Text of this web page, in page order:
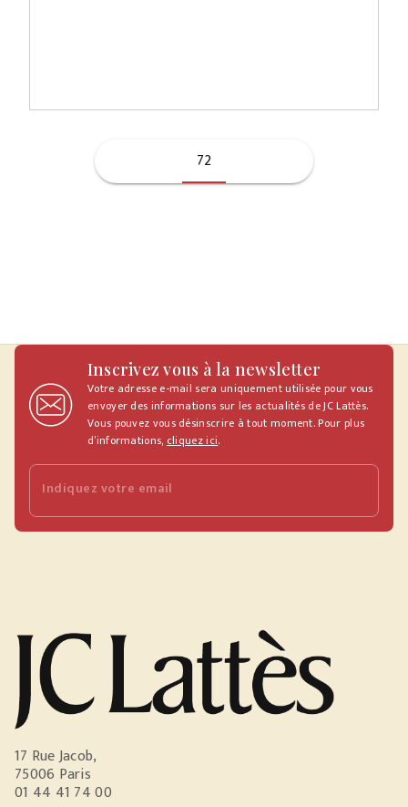
72
Inscrivez vous à la newsletter
Votre adresse e-mail sera uniquement utilisée pour vous
envoyer des informations sur les actualités de JC Lattès.
Vous pouvez vous désinscrire à tout moment. Pour plus
d’informations,cliquez ici.
Indiquez votre email
17 Rue Jacob,
75006 Paris
01 44 41 74 00